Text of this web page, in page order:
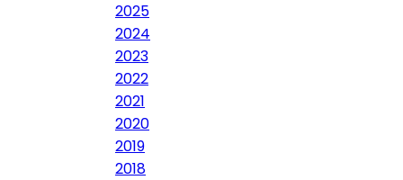
2025
2024
2023
2022
2021
2020
2019
2018